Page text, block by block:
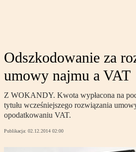
Odszkodowanie za
umowy najmu a VAT
Z WOKANDY. Kwota wypłacona na
tytułu wcześniejszego rozwiązania
opodatkowaniu VAT.
Publikacja: 02.12.2014 02:00